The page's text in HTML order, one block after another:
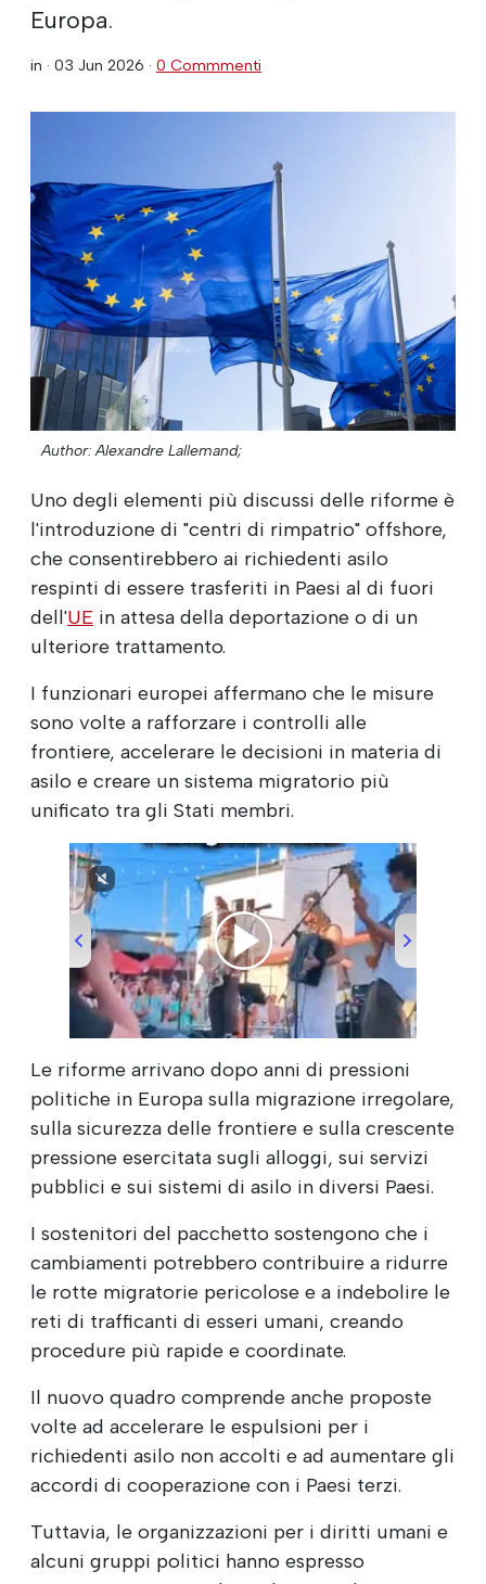
Europa.
in · 03 Jun 2026 · 0 Commmenti
Author: Alexandre Lallemand;
Uno degli elementi più discussi delle riforme è
l'introduzione di "centri di rimpatrio" offshore,
che consentirebbero ai richiedenti asilo
respinti di essere trasferiti in Paesi al di fuori
dell'UE in attesa della deportazione o di un
ulteriore trattamento.
I funzionari europei affermano che le misure
sono volte a rafforzare i controlli alle
frontiere, accelerare le decisioni in materia di
asilo e creare un sistema migratorio più
unificato tra gli Stati membri.
00:00/00:51
Le riforme arrivano dopo anni di pressioni
politiche in Europa sulla migrazione irregolare,
sulla sicurezza delle frontiere e sulla crescente
pressione esercitata sugli alloggi, sui servizi
pubblici e sui sistemi di asilo in diversi Paesi.
I sostenitori del pacchetto sostengono che i
cambiamenti potrebbero contribuire a ridurre
le rotte migratorie pericolose e a indebolire le
reti di trafficanti di esseri umani, creando
procedure più rapide e coordinate.
Il nuovo quadro comprende anche proposte
volte ad accelerare le espulsioni per i
richiedenti asilo non accolti e ad aumentare gli
accordi di cooperazione con i Paesi terzi.
Tuttavia, le organizzazioni per i diritti umani e
alcuni gruppi politici hanno espresso